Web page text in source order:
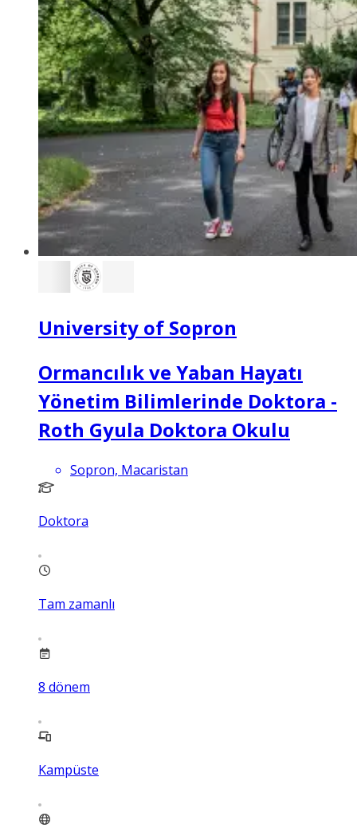
University of Sopron
Ormancılık ve Yaban Hayatı
Yönetim Bilimlerinde Doktora -
Roth Gyula Doktora Okulu
Sopron, Macaristan
Doktora
Tam zamanlı
8 dönem
Kampüste